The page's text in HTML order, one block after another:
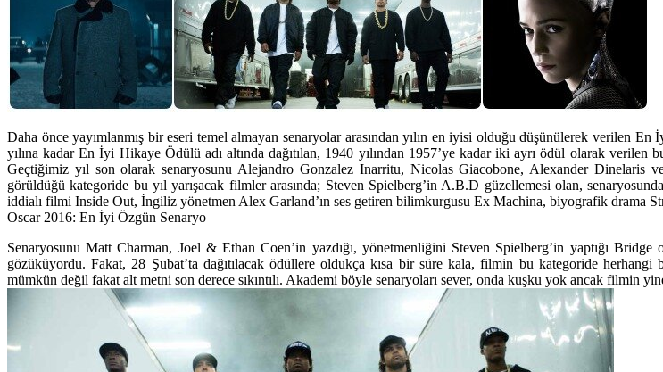
Daha önce yayımlanmış bir eseri temel almayan senaryolar arasından yılın en iyisi olduğu düşünülerek verilen
yılına kadar En İyi Hikaye Ödülü adı altında dağıtılan, 1940 yılından 1957’ye kadar iki ayrı ödül olarak
Geçtiğimiz yıl son olarak senaryosunu Alejandro Gonzalez Inarritu, Nicolas Giacobone, Alexander Dinelaris
görüldüğü kategoride bu yıl yarışacak filmler arasında; Steven Spielberg’in A.B.D güzellemesi olan,
iddialı filmi Inside Out, İngiliz yönetmen Alex Garland’ın ses getiren bilimkurgusu Ex Machina, biyografik drama
Oscar 2016: En İyi Özgün Senaryo
Senaryosunu Matt Charman, Joel & Ethan Coen’in yazdığı, yönetmenliğini Steven Spielberg’in yaptığı
gözüküyordu. Fakat, 28 Şubat’ta dağıtılacak ödüllere oldukça kısa bir süre kala, filmin bu kategoride herhangi
mümkün değil fakat alt metni son derece sıkıntılı. Akademi böyle senaryoları sever, onda kuşku yok ancak filmin